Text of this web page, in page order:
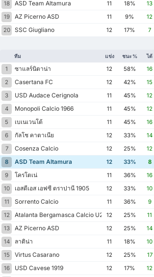
18
ASD Team Altamura 11 18% 13
19
AZ Picerno ASD 11 9% 12
20
SSC Giugliano 12 17% 7
ทีม แข่ง ชนะ % ได้
1 ซาแลร์นิตาน่า 12 58% 16
2
Casertana FC 12 42% 15
3
USD Audace Cerignola 11 45% 12
4
Monopoli Calcio 1966 11 45% 12
5
เบเนเวนโต้ 11 45% 16
6
กัลโช คาตาเนีย 12 33% 14
7
Cosenza Calcio 12 25% 12
8
ASD Team Altamura 12 33% 8
9
โครโตเน่ 11 36% 16
10
เอสดีเอส เอฟซี ตราปานี 1905 12 33% 10
11
Sorrento Calcio 11 36% 9
12
Atalanta Bergamasca Calcio U23 12 25% 11
13
AZ Picerno ASD 12 25% 14
14
ลาติน่า 11 18% 10
15
Virtus Casarano 12 25% 17
16
USD Cavese 1919 12 17% 12